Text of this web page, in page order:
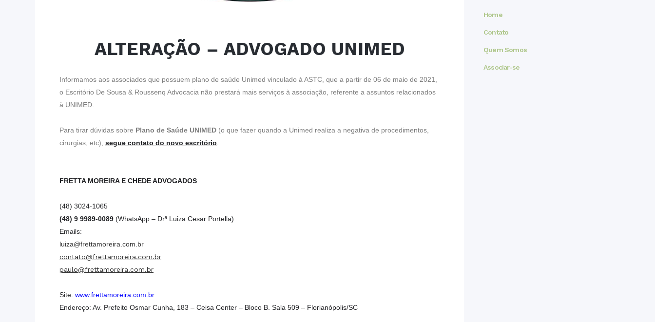
ALTERAÇÃO – ADVOGADO UNIMED
Informamos aos associados que possuem plano de saúde Unimed vinculado à ASTC, que a partir de 06 de maio de 2021,
o Escritório De Sousa & Roussenq Advocacia não prestará mais serviços à associação, referente a assuntos relacionados
à UNIMED.
Para tirar dúvidas sobre Plano de Saúde UNIMED (o que fazer quando a Unimed realiza a negativa de procedimentos,
cirurgias, etc), segue contato do novo escritório:
FRETTA MOREIRA E CHEDE ADVOGADOS
(48) 3024-1065
(48) 9 9989-0089 (WhatsApp – Drª Luiza Cesar Portella)
Emails:
luiza@frettamoreira.com.br
contato@frettamoreira.com.br
paulo@frettamoreira.com.br
Site: www.frettamoreira.com.br
Endereço: Av. Prefeito Osmar Cunha, 183 – Ceisa Center – Bloco B. Sala 509 – Florianópolis/SC
Home
Contato
Quem Somos
Associar-se